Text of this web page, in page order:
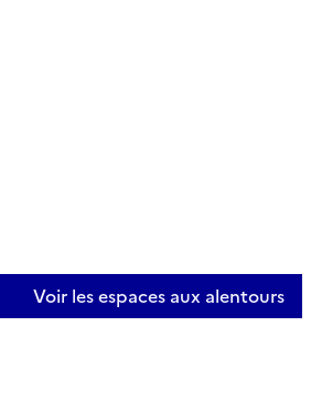
Voir les espaces aux alentours